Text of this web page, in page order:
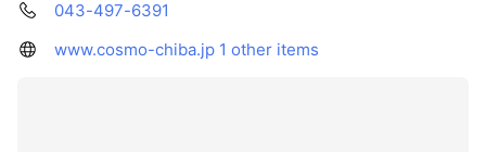
043-497-6391
www.cosmo-chiba.jp 1 other items